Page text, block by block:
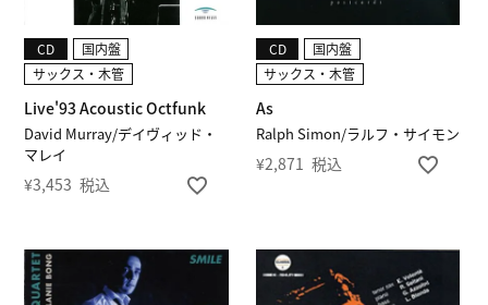
David Murray/デイヴィッド・
マレイ
Live'93 Acoustic Octfunk
CD
国内盤
サックス・木管
¥3,453 税込
Ralph Simon/ラルフ・サイモン
As
CD
国内盤
サックス・木管
¥2,871 税込